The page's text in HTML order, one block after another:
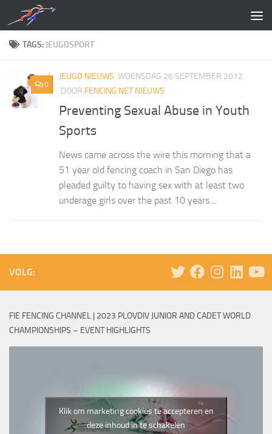
Doorgaan naar inhoud
TAGS: JEUGDSPORT
0
JEUGD NIEUWS WOENSDAG 26 SEPTEMBER 2012
DOOR FENCING.NET NIEUWS
Preventing Sexual Abuse in Youth
Sports
News came across the wire this morning that a
51 year old fencing coach in San Diego has
pleaded guilty to having sex with at least two
underage girls over the past 10 years....
VOLG:
FIE FENCING CHANNEL | 2023 PLOVDIV JUNIOR AND CADET WORLD
CHAMPIONSHIPS – EVENT HIGHLIGHTS
Klik om marketing cookies te accepteren en
deze inhoud in te schakelen